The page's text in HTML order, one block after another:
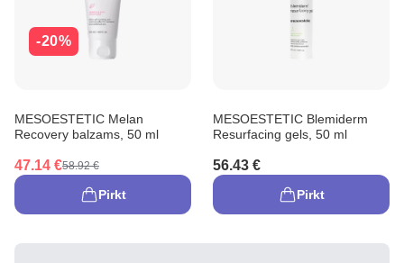
-20%
MESOESTETIC Melan
Recovery balzams, 50 ml
47.14 €58.92 €
Pirkt
MESOESTETIC Blemiderm
Resurfacing gels, 50 ml
56.43 €
Pirkt